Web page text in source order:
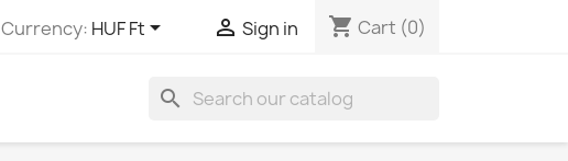
Currency: HUF Ft  Sign in shopping_cart Cart (0)
search